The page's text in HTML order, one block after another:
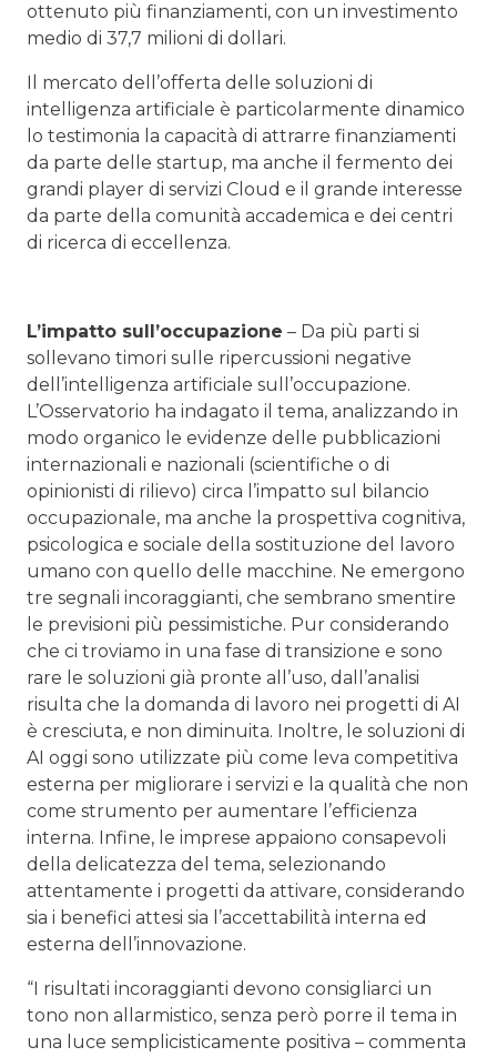
ottenuto più finanziamenti, con un investimento
medio di 37,7 milioni di dollari.
Il mercato dell’offerta delle soluzioni di
intelligenza artificiale è particolarmente dinamico
lo testimonia la capacità di attrarre finanziamenti
da parte delle startup, ma anche il fermento dei
grandi player di servizi Cloud e il grande interesse
da parte della comunità accademica e dei centri
di ricerca di eccellenza.
L’impatto sull’occupazione – Da più parti si
sollevano timori sulle ripercussioni negative
dell’intelligenza artificiale sull’occupazione.
L’Osservatorio ha indagato il tema, analizzando in
modo organico le evidenze delle pubblicazioni
internazionali e nazionali (scientifiche o di
opinionisti di rilievo) circa l’impatto sul bilancio
occupazionale, ma anche la prospettiva cognitiva,
psicologica e sociale della sostituzione del lavoro
umano con quello delle macchine. Ne emergono
tre segnali incoraggianti, che sembrano smentire
le previsioni più pessimistiche. Pur considerando
che ci troviamo in una fase di transizione e sono
rare le soluzioni già pronte all’uso, dall’analisi
risulta che la domanda di lavoro nei progetti di AI
è cresciuta, e non diminuita. Inoltre, le soluzioni di
AI oggi sono utilizzate più come leva competitiva
esterna per migliorare i servizi e la qualità che non
come strumento per aumentare l’efficienza
interna. Infine, le imprese appaiono consapevoli
della delicatezza del tema, selezionando
attentamente i progetti da attivare, considerando
sia i benefici attesi sia l’accettabilità interna ed
esterna dell’innovazione.
“I risultati incoraggianti devono consigliarci un
tono non allarmistico, senza però porre il tema in
una luce semplicisticamente positiva – commenta